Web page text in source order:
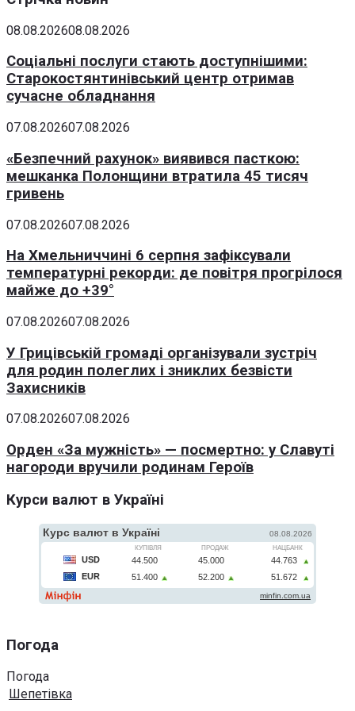
08.08.202608.08.2026
Соціальні послуги стають доступнішими:
Старокостянтинівський центр отримав
сучасне обладнання
07.08.202607.08.2026
«Безпечний рахунок» виявився пасткою:
мешканка Полонщини втратила 45 тисяч
гривень
07.08.202607.08.2026
На Хмельниччині 6 серпня зафіксували
температурні рекорди: де повітря прогрілося
майже до +39°
07.08.202607.08.2026
У Грицівській громаді організували зустріч
для родин полеглих і зниклих безвісти
Захисників
07.08.202607.08.2026
Орден «За мужність» — посмертно: у Славуті
нагороди вручили родинам Героїв
Курси валют в Україні
Погода
Погода
Шепетівка